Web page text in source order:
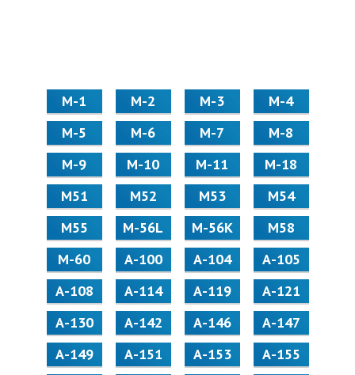
М-1 М-2 М-3
М-4
М-5
М-6 М-7
М-8
М-9
М-10 М-11
М-18
М51
М52 М53
М54
М55
M-56L M-56K
М58
M-60
А-100 А-104
А-105
А-108
А-114 А-119
А-121
А-130
А-142 А-146
А-147
А-149
А-151 А-153
А-155